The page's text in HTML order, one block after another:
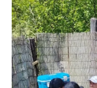
鉄筋工と
ランス
高収入を
策